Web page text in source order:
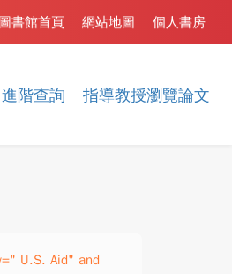
進階查詢 指導教授瀏覽論文
個人書房
網站地圖
圖書館首頁
U.S. Aid" and